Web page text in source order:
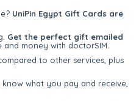
UniPin Egypt Gift Cards are
Get the perfect gift emailed
and money with doctorSIM.
to other services, plus
what you pay and receive,